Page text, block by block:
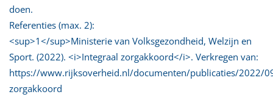
doen.
Referenties (max. 2):
<sup>1</sup>Ministerie van Volksgezondheid, Welzijn en
Sport. (2022). <i>Integraal zorgakkoord</i>. Verkregen van:
https://www.rijksoverheid.nl/documenten/publicaties/2022/
zorgakkoord